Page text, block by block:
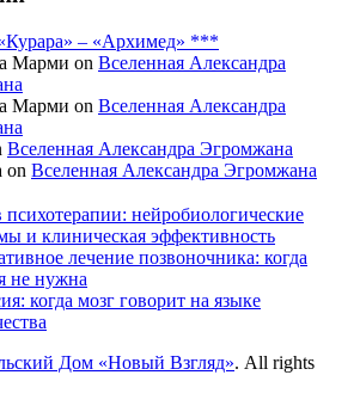
– «Архимед» ***
Марми on Вселенная Александра
Марми on Вселенная Александра
Вселенная Александра Эгромжана
on Вселенная Александра Эгромжана
психотерапии: нейробиологические
и клиническая эффективность
лечение позвоночника: когда
не нужна
когда мозг говорит на языке
Дом «Новый Взгляд». All rights